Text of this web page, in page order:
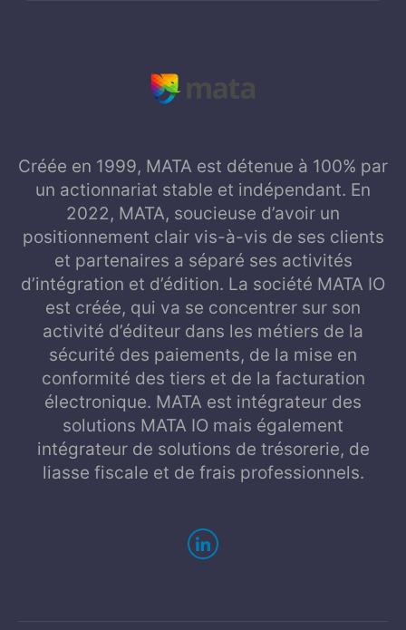
Créée en 1999, MATA est détenue à 100% par
un actionnariat stable et indépendant. En
2022, MATA, soucieuse d’avoir un
positionnement clair vis-à-vis de ses clients
et partenaires a séparé ses activités
d’intégration et d’édition. La société MATA IO
est créée, qui va se concentrer sur son
activité d’éditeur dans les métiers de la
sécurité des paiements, de la mise en
conformité des tiers et de la facturation
électronique. MATA est intégrateur des
solutions MATA IO mais également
intégrateur de solutions de trésorerie, de
liasse fiscale et de frais professionnels.